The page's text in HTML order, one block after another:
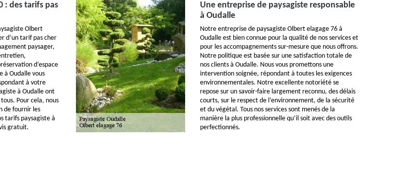
: des tarifs pas
Olbert
d’un tarif pas cher
paysager,
d’espace
à Oudalle vous
à votre
à Oudalle ont
Pour cela, nous
de fournir les
tarifs paysagiste à
gratuit.
Une entreprise de paysagiste responsable
à Oudalle
Notre entreprise de paysagiste Olbert elagage 76 à
Oudalle est bien connue pour la qualité de nos services et
pour les accompagnements sur-mesure que nous offrons.
Notre politique est basée sur une satisfaction totale de
nos clients à Oudalle. Nous vous promettons une
intervention soignée, répondant à toutes les exigences
environnementales. Notre excellente notoriété se
repose sur un savoir-faire largement reconnu, des délais
courts, sur le respect de l’environnement, de la sécurité
et du végétal. Tous nos services sont menés de la
manière la plus professionnelle qu’il soit avec des outils
perfectionnés.